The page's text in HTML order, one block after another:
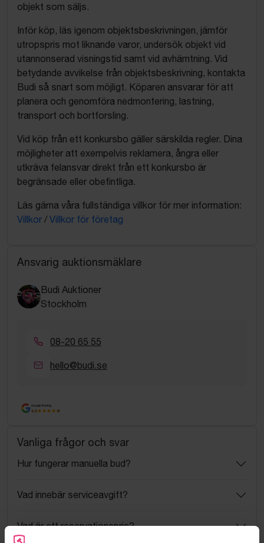
objekt som säljs.
Inför köp, läs igenom objektsbeskrivningen, jämför
utropspris mot liknande varor, undersök objekt vid
utannonserad visningstid samt vid avhämtning. Vid
betydande avvikelse från objektsbeskrivning, kontakta
Budi så snart som möjligt. Köparen ansvarar för att
planera och genomföra nedmontering, lastning,
transport och bortforsling.
Vid köp från ett konkursbo gäller särskilda regler. Dina
möjligheter att exempelvis reklamera, ångra eller
utkräva felansvar direkt från ett konkursbo är
begränsade eller obefintliga.
Läs gärna våra fullständiga villkor för mer information:
Villkor / Villkor för företag
Ansvarig auktionsmäklare
Budi Auktioner
Stockholm
08-20 65 55
hello@budi.se
Google Rating
4.5
Vanliga frågor och svar
Hur fungerar manuella bud?
Vad innebär serviceavgift?
Vad är ett reservationspris?